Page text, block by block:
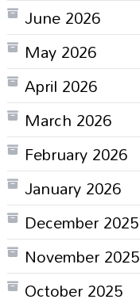
June 2026
May 2026
April 2026
March 2026
February 2026
January 2026
December 2025
November 2025
October 2025